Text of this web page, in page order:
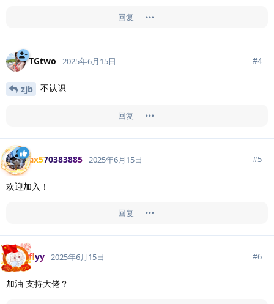
回复
TGtwo 2025年6月15日 #4
zjb 不认识
回复
ax570383885 2025年6月15日 #5
欢迎加入！
回复
flyy 2025年6月15日 #6
加油 支持大佬？